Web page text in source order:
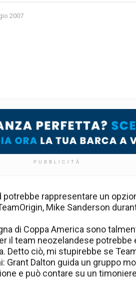
2007
PUBBLICITÀ
potrebbe rappresentare un
Mike Sanderson
di Coppa America sono
il team neozelandese
Detto ciò, mi stupirebbe se
Grant Dalton guida un gruppo
e può contare su un